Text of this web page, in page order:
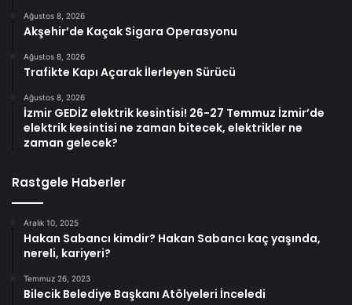
Ağustos 8, 2026
Akşehir’de Kaçak Sigara Operasyonu
Ağustos 8, 2026
Trafikte Kapı Açarak İlerleyen Sürücü
Ağustos 8, 2026
İzmir GEDİZ elektrik kesintisi! 26-27 Temmuz İzmir’de
elektrik kesintisi ne zaman bitecek, elektrikler ne
zaman gelecek?
Rastgele Haberler
Aralık 10, 2025
Hakan Sabancı kimdir? Hakan Sabancı kaç yaşında,
nereli, kariyeri?
Temmuz 26, 2023
Bilecik Belediye Başkanı Atölyeleri İnceledi